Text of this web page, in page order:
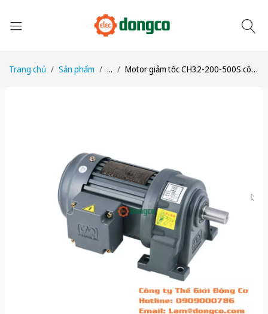
Trang chủ Sản phẩm ... Motor giảm tốc CH32-200-500S công suất 1/4HP (200W) 0,2kW tỉ số truyền 1/500